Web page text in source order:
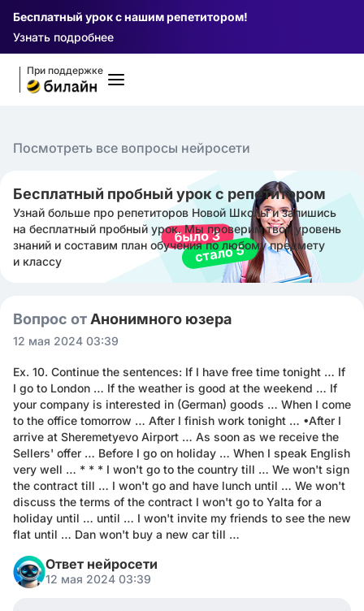
Бесплатный урок с нашим репетитором!
Узнать подробнее
При поддержке
Посмотреть все вопросы нейросети
Бесплатный пробный урок с репетитором
Узнай больше про репетиторов Новой Школы и запишись
на бесплатный пробный урок. Мы проверим твой уровень
знаний и составим план обучения по любому предмету
и классу
Вопрос от Анонимного юзера
12 мая 2024 03:39
Ex. 10. Continue the sentences: If I have free time tonight … If
I go to London … If the weather is good at the weekend … If
your company is interested in (German) goods … When I come
to the office tomorrow … After I finish work tonight … •After I
arrive at Sheremetyevo Airport … As soon as we receive the
Sellers' offer … Before I go on holiday … When I speak English
very well … * * * I won't go to the country till … We won't sign
the contract till … I won't go and have lunch until … We won't
discuss the terms of the contract I won't go to Yalta for a
holiday until … until … I won't invite my friends to see the new
flat until … Dan won't buy a new car till …
Ответ нейросети
12 мая 2024 03:39